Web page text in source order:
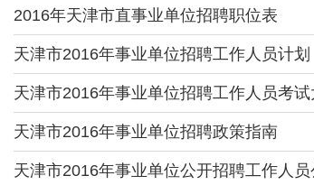
2016年天津市直事业单位招聘职位表
天津市2016年事业单位招聘工作人员计划
天津市2016年事业单位招聘工作人员考试
天津市2016年事业单位招聘政策指南
天津市2016年事业单位公开招聘工作人员